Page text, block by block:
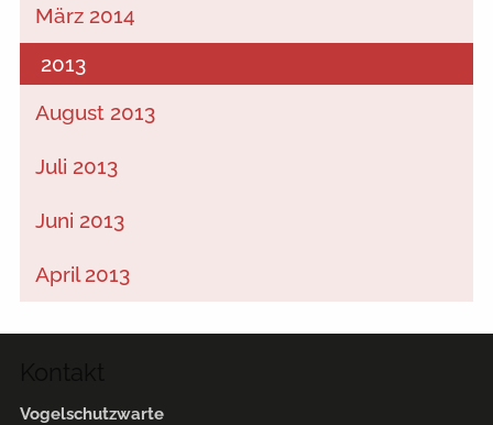
März 2014
2013
August 2013
Juli 2013
Juni 2013
April 2013
Vogelschutzwarte